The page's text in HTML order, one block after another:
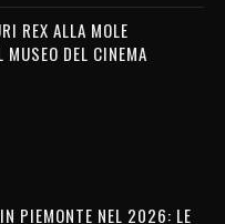
REX ALLA MOLE
DEL CINEMA
PIEMONTE NEL 2026: LE